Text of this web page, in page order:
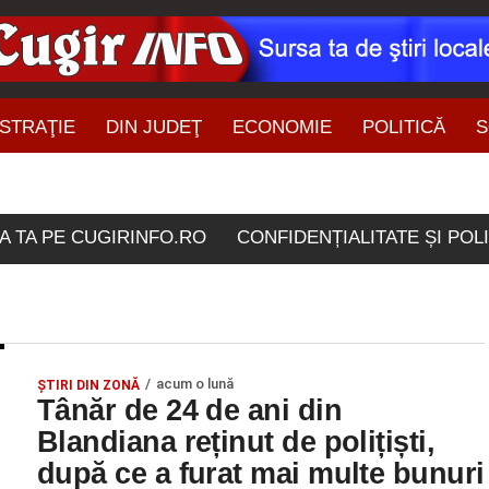
DIN JUDEŢ ECONOMIE POLITICĂ
TA PE CUGIRINFO.RO CONFIDENȚIALITATE ȘI
etichetate
ŞTIRI DIN ZONĂ acum o lună
Tânăr de 24 de ani din
Blandiana reținut de polițiști,
după ce a furat mai multe bunuri